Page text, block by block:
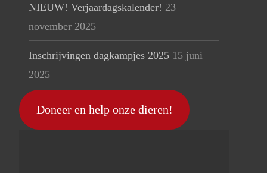
NIEUW! Verjaardagskalender! 23
november 2025
Inschrijvingen dagkampjes 2025 15 juni
2025
Doneer en help onze dieren!